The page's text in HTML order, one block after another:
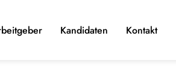
Kandidaten Kontakt